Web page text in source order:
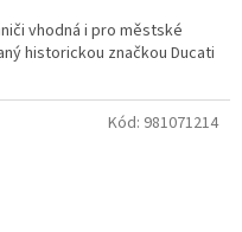
vhodná i pro městské
historickou značkou Ducati
Kód: 981071214